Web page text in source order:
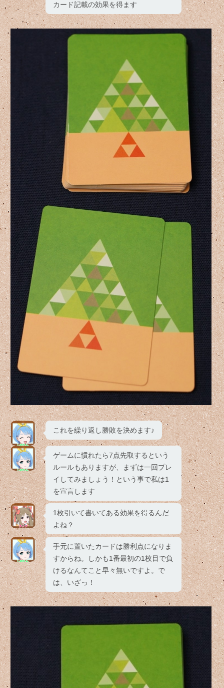
カード記載の効果を得ます
これを繰り返し勝敗を決めます♪
ゲームに慣れたら7点先取するという
ルールもありますが、まずは一回プレ
イしてみましょう！という事で私は1
を宣言します
1枚引いて書いてある効果を得るんだ
よね？
手元に置いたカードは勝利点になりま
すからね。しかも1番最初の1枚目で負
けるなんてこと早々無いですよ。で
は、いざっ！